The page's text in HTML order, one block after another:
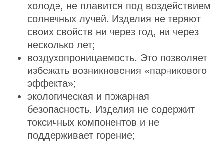
холоде, не плавится под воздействием
солнечных лучей. Изделия не теряют
своих свойств ни через год, ни через
несколько лет;
воздухопроницаемость. Это позволяет
избежать возникновения «парникового
эффекта»;
экологическая и пожарная
безопасность. Изделия не содержит
токсичных компонентов и не
поддерживает горение;